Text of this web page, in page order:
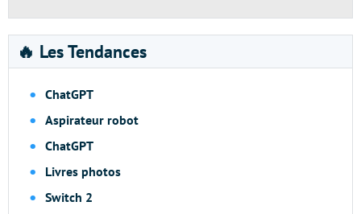
🔥 Les Tendances
ChatGPT
Aspirateur robot
ChatGPT
Livres photos
Switch 2